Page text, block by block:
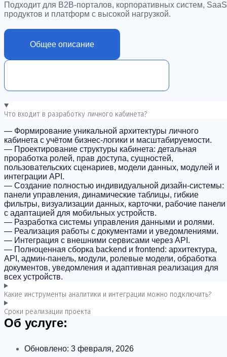
Подходит для B2B-порталов, корпоративных систем,
продуктов и платформ с высокой нагрузкой.
Общее описание
Что входит в разработку личного кабинета?
— Формирование уникальной архитектуры личного
кабинета с учётом бизнес-логики и масштабируемости.
— Проектирование структуры кабинета: детальная
проработка ролей, прав доступа, сущностей,
пользовательских сценариев, модели данных, модулей и
интеграции API.
— Создание полностью индивидуальной дизайн-системы:
панели управления, динамические таблицы, гибкие
фильтры, визуализации данных, карточки, рабочие панели
с адаптацией для мобильных устройств.
— Разработка системы управления данными и ролями.
— Реализация работы с документами и уведомлениями.
— Интеграция с внешними сервисами через API.
— Полноценная сборка backend и frontend: архитектура,
API, админ-панель, модули, ролевые модели, обработка
документов, уведомления и адаптивная реализация для
всех устройств.
Какие инструменты аналитики и интеграции можно подключить?
Сроки реализации проекта
Об услуге:
Обновлено: 3 февраля, 2026